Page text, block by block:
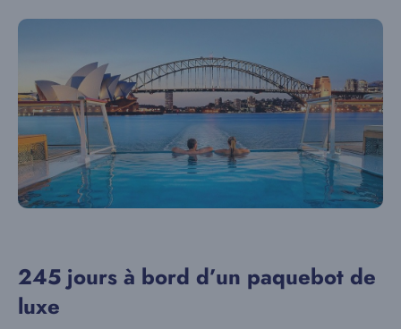
245 jours à bord d’un paquebot de
luxe